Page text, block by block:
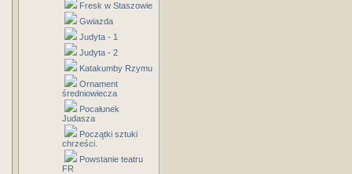
Fresk w Staszowie
Gwiazda
Judyta - 1
Judyta - 2
Katakumby Rzymu
Ornament
średniowiecza
Pocałunek
Judasza
Początki sztuki
chrześci.
Powstanie teatru
FR